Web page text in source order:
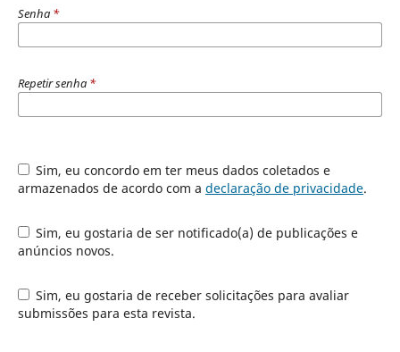
Senha *
Repetir senha *
Sim, eu concordo em ter meus dados coletados e
armazenados de acordo com a declaração de privacidade.
Sim, eu gostaria de ser notificado(a) de publicações e
anúncios novos.
Sim, eu gostaria de receber solicitações para avaliar
submissões para esta revista.